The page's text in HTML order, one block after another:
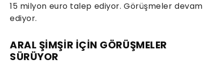
15 milyon euro talep ediyor. Görüşmeler devam
ediyor.
ARAL ŞİMŞİR İÇİN GÖRÜŞMELER
SÜRÜYOR